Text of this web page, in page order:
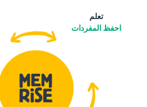
تعلم
احفظ المفردات